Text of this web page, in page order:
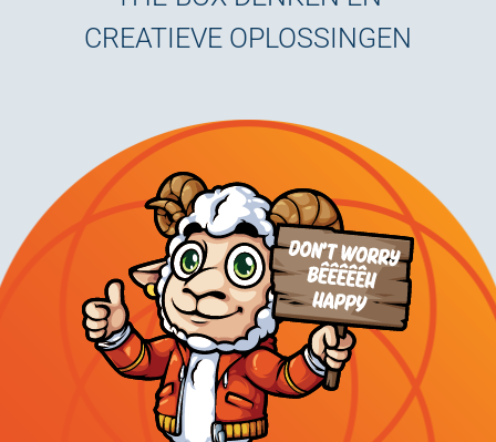
CREATIEVE OPLOSSINGEN